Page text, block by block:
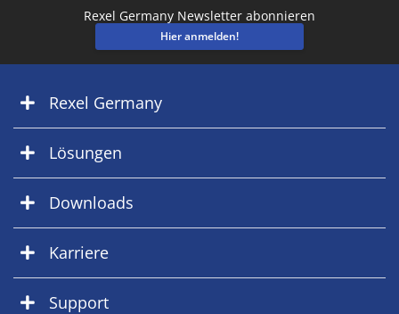
Rexel Germany Newsletter abonnieren
Hier anmelden!
Rexel Germany
Lösungen
Downloads
Karriere
Support